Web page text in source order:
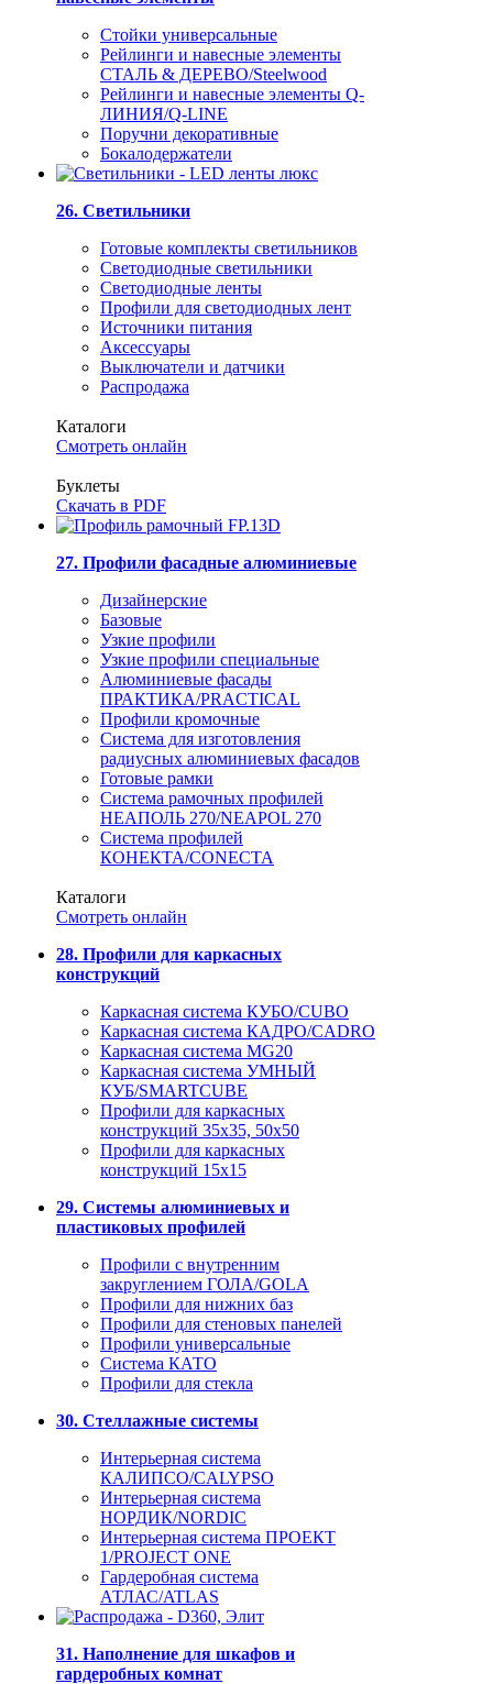
Стойки универсальные
Рейлинги и навесные элементы
СТАЛЬ & ДЕРЕВО/Steelwood
Рейлинги и навесные элементы Q-
ЛИНИЯ/Q-LINE
Поручни декоративные
Бокалодержатели
26. Светильники
Готовые комплекты светильников
Светодиодные светильники
Светодиодные ленты
Профили для светодиодных лент
Источники питания
Аксессуары
Выключатели и датчики
Распродажа
Каталоги
Смотреть онлайн
Буклеты
Скачать в PDF
27. Профили фасадные алюминиевые
Дизайнерские
Базовые
Узкие профили
Узкие профили специальные
Алюминиевые фасады
ПРАКТИКА/PRACTICAL
Профили кромочные
Система для изготовления
радиусных алюминиевых фасадов
Готовые рамки
Система рамочных профилей
НЕАПОЛЬ 270/NEAPOL 270
Система профилей
КОНЕКТА/CONECTA
Каталоги
Смотреть онлайн
28. Профили для каркасных
конструкций
Каркасная система КУБО/CUBO
Каркасная система КАДРО/CADRO
Каркасная система MG20
Каркасная система УМНЫЙ
КУБ/SMARTCUBE
Профили для каркасных
конструкций 35x35, 50x50
Профили для каркасных
конструкций 15х15
29. Системы алюминиевых и
пластиковых профилей
Профили с внутренним
закруглением ГОЛА/GOLA
Профили для нижних баз
Профили для стеновых панелей
Профили универсальные
Система КАТО
Профили для стекла
30. Стеллажные системы
Интерьерная система
КАЛИПСО/CALYPSO
Интерьерная система
НОРДИК/NORDIC
Интерьерная система ПРОЕКТ
1/PROJECT ONE
Гардеробная система
АТЛАС/ATLAS
31. Наполнение для шкафов и
гардеробных комнат